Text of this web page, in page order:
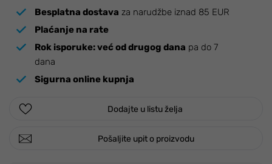
Besplatna dostava za narudžbe iznad 85 EUR
Plaćanje na rate
Rok isporuke:već od drugog dana pa do 7
dana
Sigurna online kupnja
Dodajte u listu želja
Pošaljite upit o proizvodu